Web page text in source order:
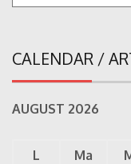
CALENDAR /
AUGUST 2026
L Ma